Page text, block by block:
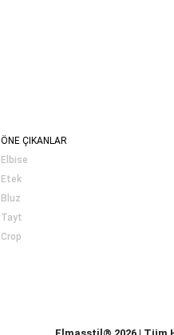
ÖNE ÇIKANLAR
Elbise
Etek
Bluz
Tayt
Crop